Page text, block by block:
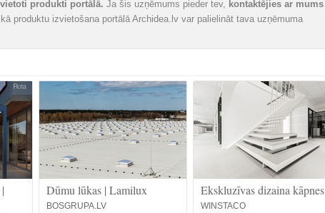
produkti portālā. Ja šis uzņēmums pieder tev, kontaktējies ar mums
produktu izvietošana portālā Archidea.lv var palielināt tava uzņēmuma
Dūmu lūkas | Lamilux
BOSGRUPA.LV
Ekskluzīvas dizaina kāpnes
WINSTACO